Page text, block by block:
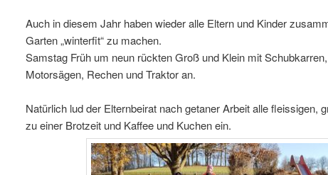
Auch in diesem Jahr haben wieder alle Eltern und Kinder
Garten „winterfit“ zu machen.
Samstag Früh um neun rückten Groß und Klein mit
Motorsägen, Rechen und Traktor an.
Natürlich lud der Elternbeirat nach getaner Arbeit alle fleissigen,
zu einer Brotzeit und Kaffee und Kuchen ein.